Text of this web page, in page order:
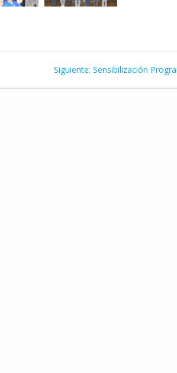
Siguiente: Siguiente
Sensibilización